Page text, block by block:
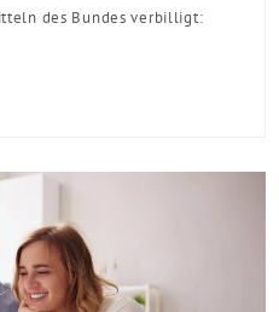
des Bundes verbilligt: